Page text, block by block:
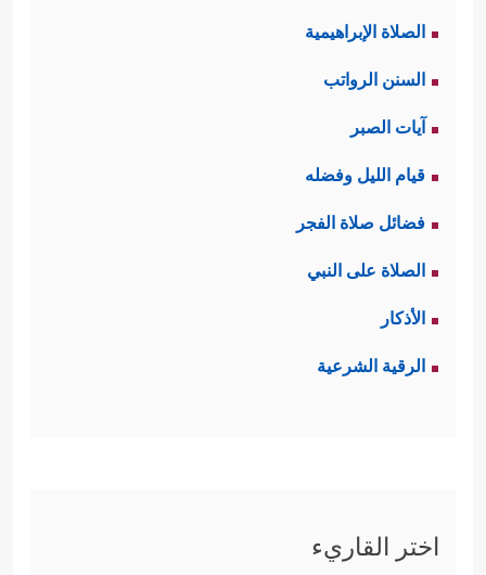
الصلاة الإبراهيمية
السنن الرواتب
آيات الصبر
قيام الليل وفضله
فضائل صلاة الفجر
الصلاة على النبي
الأذكار
الرقية الشرعية
اختر القاريء